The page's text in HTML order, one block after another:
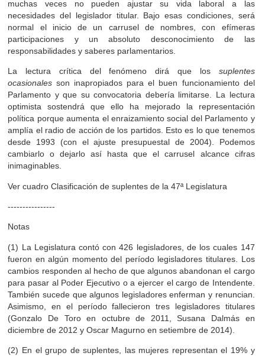
muchas veces no pueden ajustar su vida laboral a las
necesidades del legislador titular. Bajo esas condiciones, será
normal el inicio de un carrusel de nombres, con efímeras
participaciones y un absoluto desconocimiento de las
responsabilidades y saberes parlamentarios.
La lectura crítica del fenómeno dirá que los suplentes
ocasionales son inapropiados para el buen funcionamiento del
Parlamento y que su convocatoria debería limitarse. La lectura
optimista sostendrá que ello ha mejorado la representación
política porque aumenta el enraizamiento social del Parlamento y
amplía el radio de acción de los partidos. Esto es lo que tenemos
desde 1993 (con el ajuste presupuestal de 2004). Podemos
cambiarlo o dejarlo así hasta que el carrusel alcance cifras
inimaginables.
Ver cuadro Clasificación de suplentes de la 47ª Legislatura
----------------
Notas
(1) La Legislatura contó con 426 legisladores, de los cuales 147
fueron en algún momento del período legisladores titulares. Los
cambios responden al hecho de que algunos abandonan el cargo
para pasar al Poder Ejecutivo o a ejercer el cargo de Intendente.
También sucede que algunos legisladores enferman y renuncian.
Asimismo, en el período fallecieron tres legisladores titulares
(Gonzalo De Toro en octubre de 2011, Susana Dalmás en
diciembre de 2012 y Oscar Magurno en setiembre de 2014).
(2) En el grupo de suplentes, las mujeres representan el 19% y